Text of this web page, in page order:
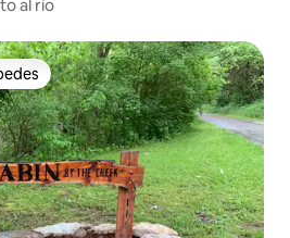
al río
entre huéspedes